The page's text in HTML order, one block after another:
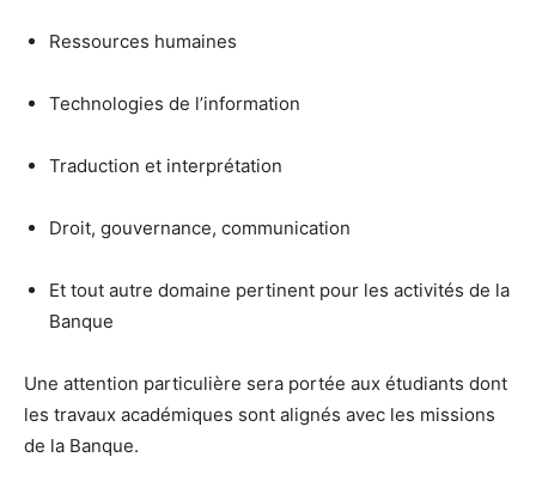
Ressources humaines
Technologies de l’information
Traduction et interprétation
Droit, gouvernance, communication
Et tout autre domaine pertinent pour les activités de la
Banque
Une attention particulière sera portée aux étudiants dont
les travaux académiques sont alignés avec les missions
de la Banque.